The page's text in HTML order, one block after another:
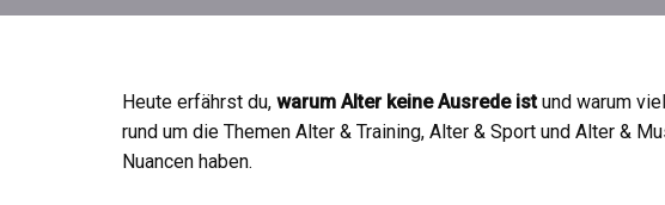
Heute erfährst du, warum Alter keine Ausrede istund warum
rund um die Themen Alter & Training, Alter & Sport und Alter &
Nuancen haben.